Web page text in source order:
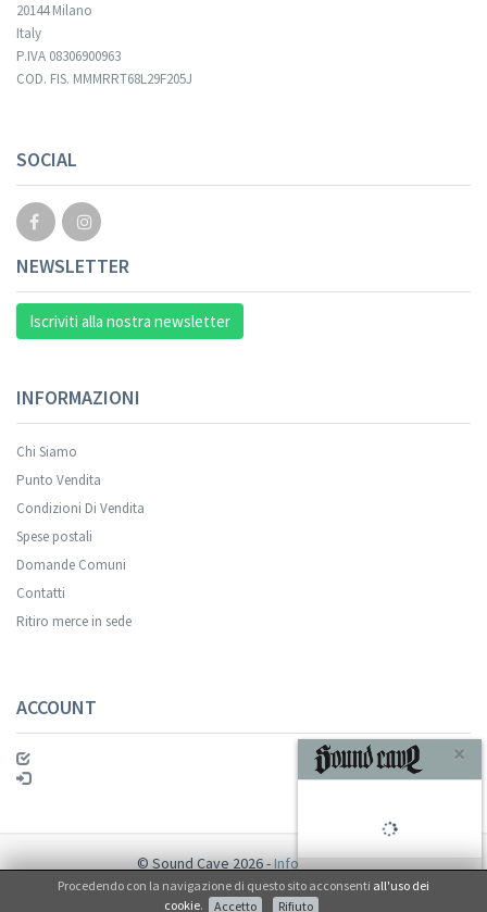
20144 Milano
Italy
P.IVA 08306900963
COD. FIS. MMMRRT68L29F205J
SOCIAL
NEWSLETTER
Iscriviti alla nostra newsletter
INFORMAZIONI
Chi Siamo
Punto Vendita
Condizioni Di Vendita
Spese postali
Domande Comuni
Contatti
Ritiro merce in sede
ACCOUNT
© Sound Cave 2026 -Info privacy
×
Non mi interessa
Procedendo con la navigazione di questo sito acconsenti all'uso dei
cookie. Accetto Rifiuto